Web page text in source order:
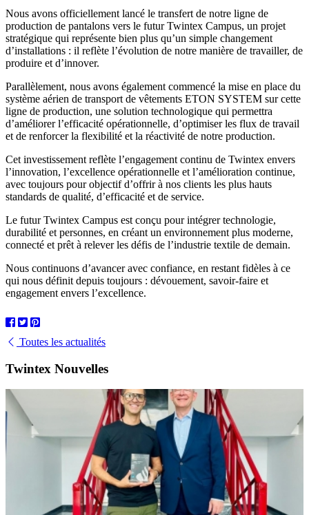
Nous avons officiellement lancé le transfert de notre ligne de
production de pantalons vers le futur Twintex Campus, un projet
stratégique qui représente bien plus qu’un simple changement
d’installations : il reflète l’évolution de notre manière de travailler, de
produire et d’innover.
Parallèlement, nous avons également commencé la mise en place du
système aérien de transport de vêtements ETON SYSTEM sur cette
ligne de production, une solution technologique qui permettra
d’améliorer l’efficacité opérationnelle, d’optimiser les flux de travail
et de renforcer la flexibilité et la réactivité de notre production.
Cet investissement reflète l’engagement continu de Twintex envers
l’innovation, l’excellence opérationnelle et l’amélioration continue,
avec toujours pour objectif d’offrir à nos clients les plus hauts
standards de qualité, d’efficacité et de service.
Le futur Twintex Campus est conçu pour intégrer technologie,
durabilité et personnes, en créant un environnement plus moderne,
connecté et prêt à relever les défis de l’industrie textile de demain.
Nous continuons d’avancer avec confiance, en restant fidèles à ce
qui nous définit depuis toujours : dévouement, savoir-faire et
engagement envers l’excellence.
Toutes les actualités
Twintex Nouvelles